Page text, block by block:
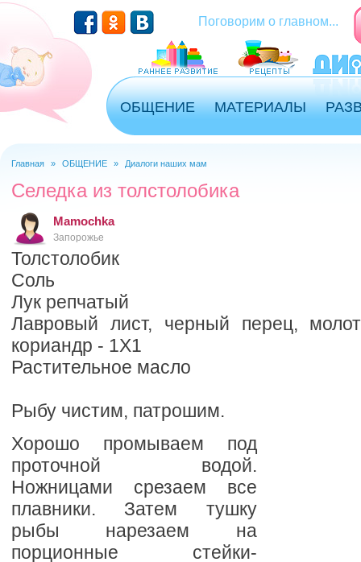
Перейти к основному содержанию
Поговорим о главном...
ОБЩЕНИЕ МАТЕРИАЛЫ
Главная » ОБЩЕНИЕ » Диалоги наших мам
Селедка из толстолобика
Mamochka
Запорожье
Толстолобик
Соль
Лук репчатый
Лавровый лист, черный перец,
кориандр - 1Х1
Растительное масло
Рыбу чистим, патрошим.
Хорошо промываем под
проточной водой.
Ножницами срезаем все
плавники. Затем тушку
рыбы нарезаем на
порционные стейки-